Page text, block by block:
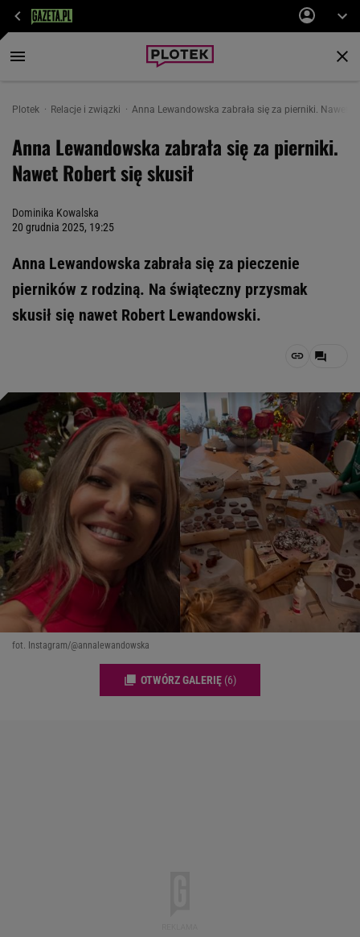
Plotek Relacje i związki Anna Lewandowska zabrała się za pierniki. Nawet
Anna Lewandowska zabrała się za pierniki.
Nawet Robert się skusił
Dominika Kowalska
20 grudnia 2025, 19:25
Anna Lewandowska zabrała się za pieczenie
pierników z rodziną. Na świąteczny przysmak
skusił się nawet Robert Lewandowski.
fot. Instagram/@annalewandowska
OTWÓRZ GALERIĘ (6)